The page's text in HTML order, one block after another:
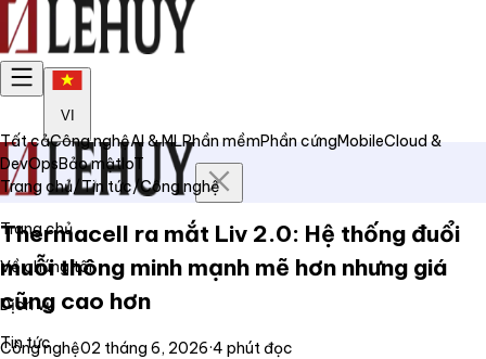
VI
Trang chủ
Về chúng tôi
Dịch vụ
Tin tức
Tất cảCông nghệAI & MLPhần mềmPhần cứngMobileCloud &
DevOpsBảo mậtIoT
Trang chủ/Tin tức/Công nghệ
Thermacell ra mắt Liv 2.0: Hệ thống đuổi
muỗi thông minh mạnh mẽ hơn nhưng giá
cũng cao hơn
Công nghệ02 tháng 6, 2026·4 phút đọc